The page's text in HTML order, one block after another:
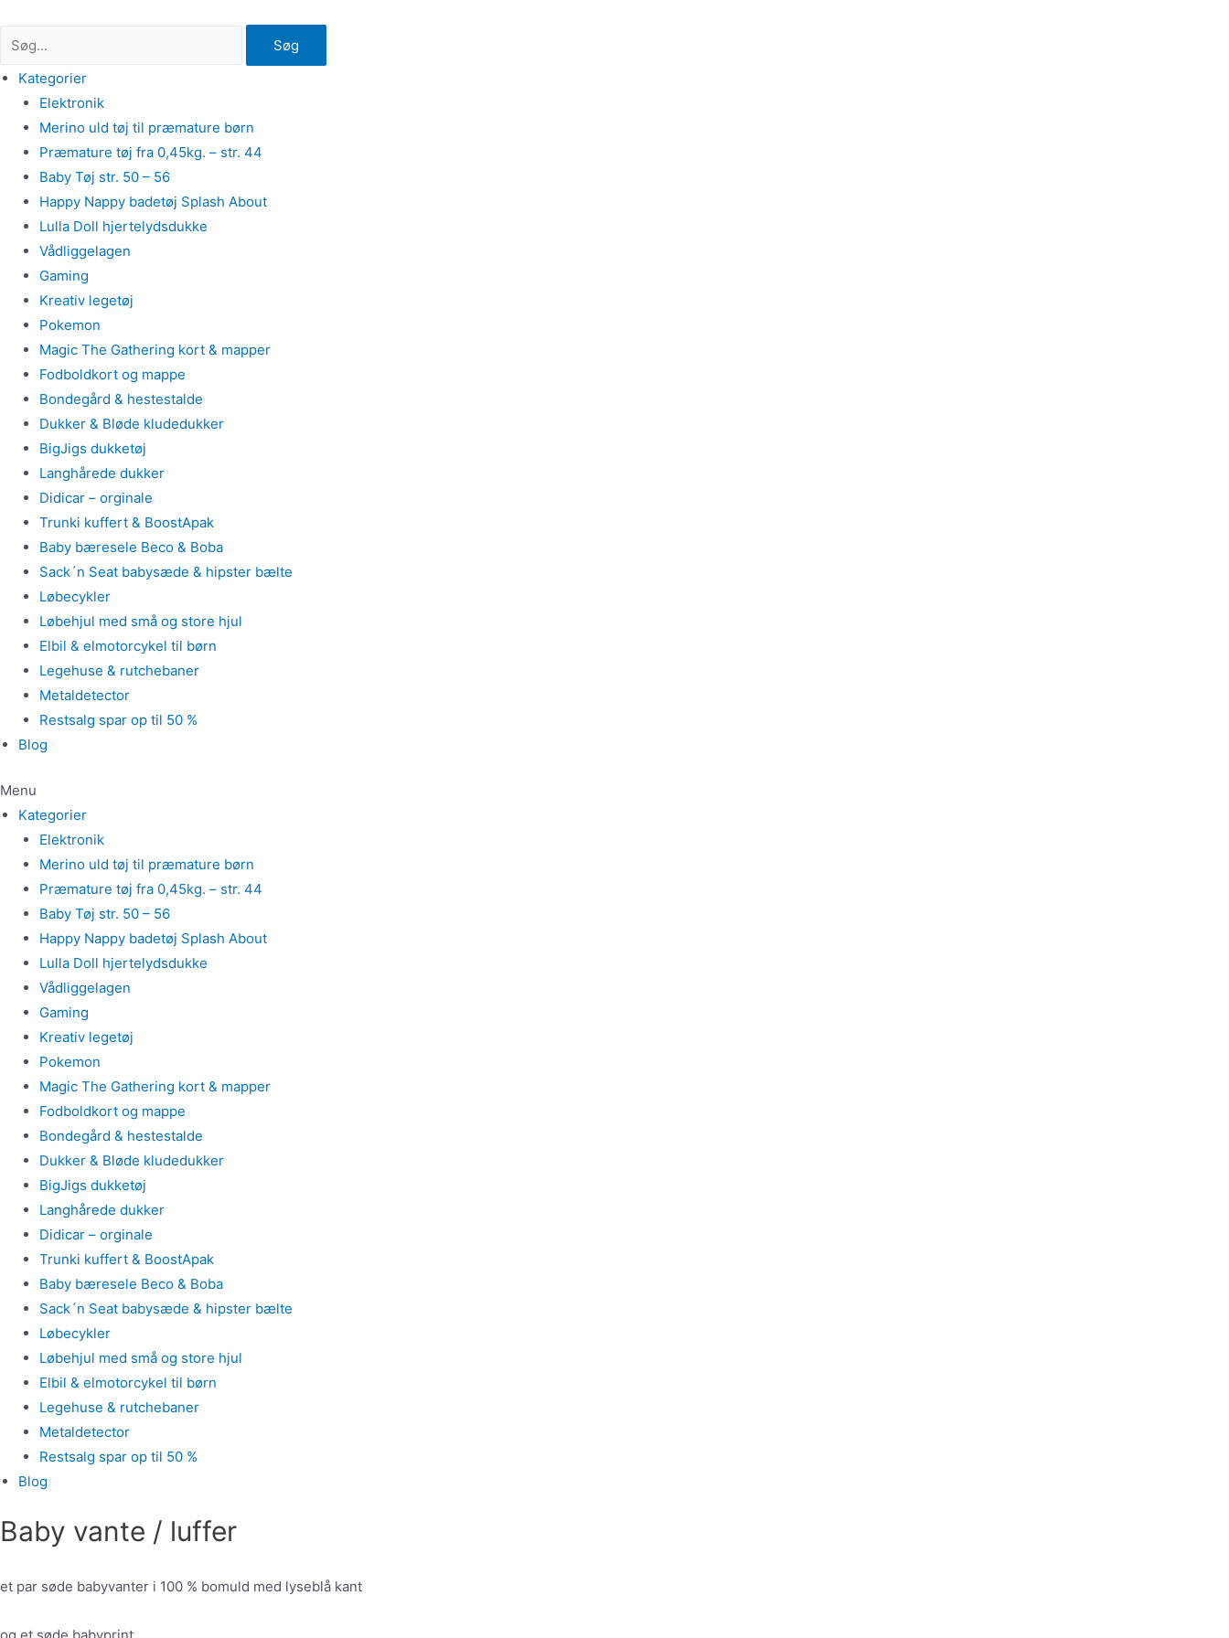
Søg
Kategorier
Elektronik
Merino uld tøj til præmature børn
Præmature tøj fra 0,45kg. – str. 44
Baby Tøj str. 50 – 56
Happy Nappy badetøj Splash About
Lulla Doll hjertelydsdukke
Vådliggelagen
Gaming
Kreativ legetøj
Pokemon
Magic The Gathering kort & mapper
Fodboldkort og mappe
Bondegård & hestestalde
Dukker & Bløde kludedukker
BigJigs dukketøj
Langhårede dukker
Didicar – orginale
Trunki kuffert & BoostApak
Baby bæresele Beco & Boba
Sack´n Seat babysæde & hipster bælte
Løbecykler
Løbehjul med små og store hjul
Elbil & elmotorcykel til børn
Legehuse & rutchebaner
Metaldetector
Restsalg spar op til 50 %
Blog
Menu
Kategorier
Elektronik
Merino uld tøj til præmature børn
Præmature tøj fra 0,45kg. – str. 44
Baby Tøj str. 50 – 56
Happy Nappy badetøj Splash About
Lulla Doll hjertelydsdukke
Vådliggelagen
Gaming
Kreativ legetøj
Pokemon
Magic The Gathering kort & mapper
Fodboldkort og mappe
Bondegård & hestestalde
Dukker & Bløde kludedukker
BigJigs dukketøj
Langhårede dukker
Didicar – orginale
Trunki kuffert & BoostApak
Baby bæresele Beco & Boba
Sack´n Seat babysæde & hipster bælte
Løbecykler
Løbehjul med små og store hjul
Elbil & elmotorcykel til børn
Legehuse & rutchebaner
Metaldetector
Restsalg spar op til 50 %
Blog
Baby vante / luffer
et par søde babyvanter i 100 % bomuld med lyseblå kant